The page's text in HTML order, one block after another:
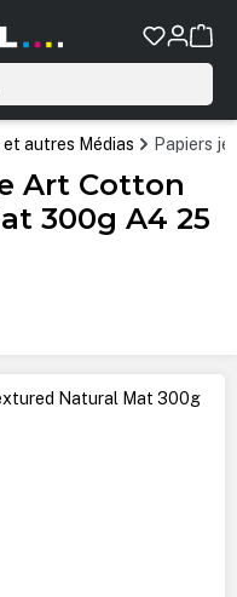
et autres Médias Papiers
Art Cotton
300g A4 25